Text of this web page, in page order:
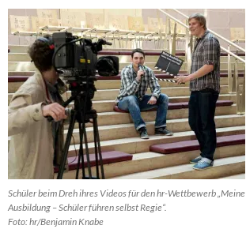
Schüler beim Dreh ihres Videos für den hr-Wettbewerb „Meine
Ausbildung – Schüler führen selbst Regie“.
Foto: hr/Benjamin Knabe